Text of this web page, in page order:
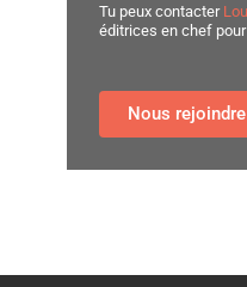
Tu peux contacter
éditrices en chef pour
Nous rejoindre